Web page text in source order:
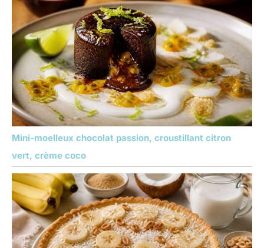
Mini-moelleux chocolat passion, croustillant citron
vert, crème coco